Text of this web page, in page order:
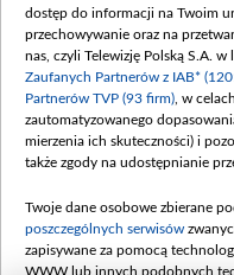
dostęp do informacji na Twoim
przechowywanie oraz na
nas, czyli Telewizję Polską S.A. w
Zaufanych Partnerów z IAB*
Partnerów TVP (93 firm) , w
zautomatyzowanego
mierzenia ich skuteczności) i
także zgody na udostępnianie
Twoje dane osobowe zbierane
poszczególnych serwisów
zapisywane za pomocą
WWW lub innych podobnych